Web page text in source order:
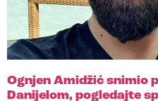
Ognjen Amidžić snimio
Danijelom, pogledajte